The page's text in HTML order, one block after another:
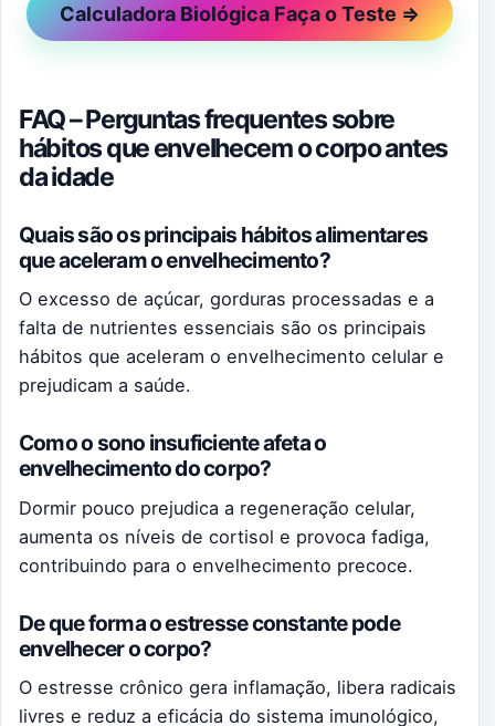
Calculadora Biológica Faça o Teste ⇒
FAQ – Perguntas frequentes sobre
hábitos que envelhecem o corpo antes
da idade
Quais são os principais hábitos alimentares
que aceleram o envelhecimento?
O excesso de açúcar, gorduras processadas e a
falta de nutrientes essenciais são os principais
hábitos que aceleram o envelhecimento celular e
prejudicam a saúde.
Como o sono insuficiente afeta o
envelhecimento do corpo?
Dormir pouco prejudica a regeneração celular,
aumenta os níveis de cortisol e provoca fadiga,
contribuindo para o envelhecimento precoce.
De que forma o estresse constante pode
envelhecer o corpo?
O estresse crônico gera inflamação, libera radicais
livres e reduz a eficácia do sistema imunológico,